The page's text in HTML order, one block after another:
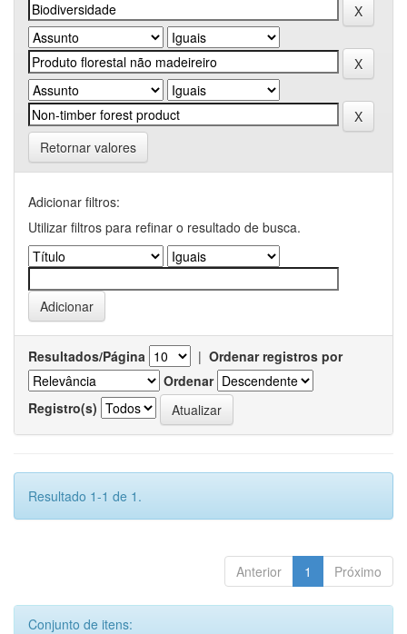
Retornar valores
Adicionar filtros:
Utilizar filtros para refinar o resultado de busca.
Resultados/Página | Ordenar registros por
Ordenar
Registro(s)
Resultado 1-1 de 1.
Anterior 1 Próximo
Conjunto de itens: